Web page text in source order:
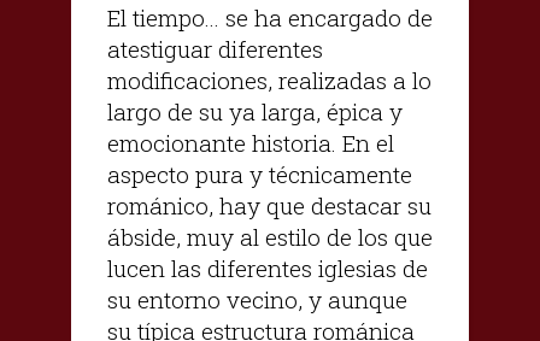
El tiempo... se ha encargado de
atestiguar diferentes
modificaciones, realizadas a lo
largo de su ya larga, épica y
emocionante historia. En el
aspecto pura y técnicamente
románico, hay que destacar su
ábside, muy al estilo de los que
lucen las diferentes iglesias de
su entorno vecino, y aunque
su típica estructura románica